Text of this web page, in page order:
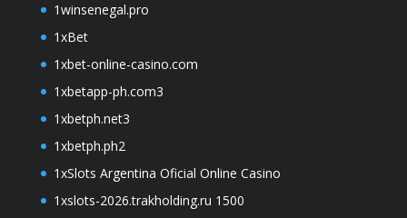
1winsenegal.pro
1xBet
1xbet-online-casino.com
1xbetapp-ph.com3
1xbetph.net3
1xbetph.ph2
1xSlots Argentina Oficial Online Casino
1xslots-2026.trakholding.ru 1500